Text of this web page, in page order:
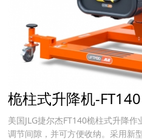
桅柱式升降机-FT140
美国JLG捷尔杰FT140桅柱式升降
调节间隙，并可方便收纳。采用新